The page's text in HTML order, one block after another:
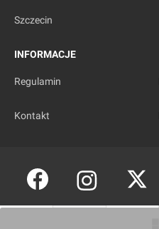
Szczecin
INFORMACJE
Regulamin
Kontakt